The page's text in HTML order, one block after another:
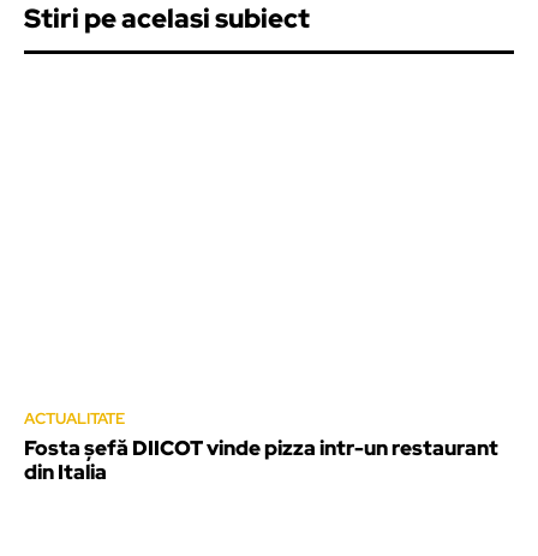
Stiri pe acelasi subiect
ACTUALITATE
Fosta șefă DIICOT vinde pizza intr-un restaurant
din Italia